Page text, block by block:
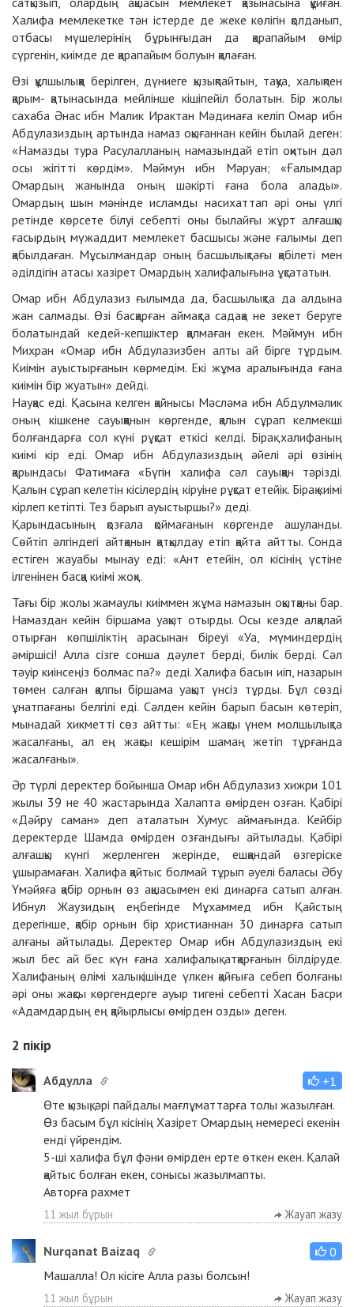
Халифа мемлекетке тән істерде де жеке көлігін қолданып,
отбасы мүшелерінің бұрынғыдан да қарапайым өмір
сүргенін, киімде де қарапайым болуын қалаған.
Өзі құлшылыққа берілген, дүниеге қызықпайтын, тақуа, халықпен
қарым- қатынасында мейлінше кішіпейіл болатын. Бір жолы
сахаба Әнас ибн Малик Ирактан Мәдинаға келіп Омар ибн
Абдулазиздың артында намаз оқығаннан кейін былай деген:
«Намазды тура Расулалланың намазындай етіп оқитын дәл
осы жігітті көрдім». Мәймун ибн Мәруан; «Ғалымдар
Омардың жанында оның шәкірті ғана бола алады».
Омардың шын мәнінде исламды насихаттап әрі оны үлгі
ретінде көрсете білуі себепті оны былайғы жұрт алғашқы
ғасырдың мүжаддит мемлекет басшысы және ғалымы деп
қабылдаған. Мұсылмандар оның басшылықтағы қабілеті мен
әділдігін атасы хазірет Омардың халифалығына ұқсататын.
Омар ибн Абдулазиз ғылымда да, басшылықта да алдына
жан салмады. Өзі басқарған аймақта садақа не зекет беруге
болатындай кедей-кепшіктер қалмаған екен. Мәймун ибн
Михран «Омар ибн Абдулазизбен алты ай бірге тұрдым.
Киімін ауыстырғанын көрмедім. Екі жұма аралығында ғана
киімін бір жуатын» дейді.
Науқас еді. Қасына келген қайнысы Мәсләма ибн Абдулмәлик
оның кішкене сауыққанын көргенде, қалын сұрап келмекші
болғандарға сол күні рұқсат еткісі келді. Бірақ халифаның
киімі кір еді. Омар ибн Абдулазиздың әйелі әрі өзінің
қарындасы Фатимаға «Бүгін халифа сәл сауыққан тәрізді.
Қалын сұрап келетін кісілердің кіруіне рұқсат етейік. Бірақ киімі
кірлеп кетіпті. Тез барып ауыстыршы?» деді.
Қарындасының қозғала қоймағанын көргенде ашуланды.
Сөйтіп әлгіндегі айтқанын қатқылдау етіп қайта айтты. Сонда
естіген жауабы мынау еді: «Ант етейін, ол кісінің үстіне
ілгенінен басқа киімі жоқ».
Тағы бір жолы жамаулы киіммен жұма намазын оқытқаны бар.
Намаздан кейін біршама уақыт отырды. Осы кезде алқалай
отырған көпшіліктің арасынан біреуі «Уа, мүминдердің
әміршісі! Алла сізге сонша дәулет берді, билік берді. Сәл
тәуір киінсеңіз болмас па?» деді. Халифа басын иіп, назарын
төмен салған қалпы біршама уақыт үнсіз тұрды. Бұл сөзді
ұнатпағаны белгілі еді. Сәлден кейін барып басын көтеріп,
мынадай хикметті сөз айтты: «Ең жақсы үнем молшылықта
жасалғаны, ал ең жақсы кешірім шамаң жетіп тұрғанда
жасалғаны».
Әр түрлі деректер бойынша Омар ибн Абдулазиз хижри 101
жылы 39 не 40 жастарында Халапта өмірден озған. Қабірі
«Дәйру саман» деп аталатын Хумус аймағында. Кейбір
деректерде Шамда өмірден озғандығы айтылады. Қабірі
алғашқы күнгі жерленген жерінде, ешқандай өзгеріске
ұшырамаған. Халифа қайтыс болмай тұрып әуелі баласы Әбу
Үмәйяға қабір орнын өз ақшасымен екі динарға сатып алған.
Ибнул Жаузидың еңбегінде Мұхаммед ибн Қайстың
дерегінше, қабір орнын бір христианнан 30 динарға сатып
алғаны айтылады. Деректер Омар ибн Абдулазиздың екі
жыл бес ай бес күн ғана халифалық атқарғанын білдіруде.
Халифаның өлімі халық ішінде үлкен қайғыға себеп болғаны
әрі оны жақсы көргендерге ауыр тигені себепті Хасан Басри
«Адамдардың ең қайырлысы өмірден озды» деген.
2 пікір
Абдулла
+1
Өте қызық, әрі пайдалы мағлұматтарға толы жазылған.
Өз басым бұл кісінің Хазірет Омардың немересі екенін
енді үйрендім.
5-ші халифа бұл фәни өмірден ерте өткен екен. Қалай
қайтыс болған екен, сонысы жазылмапты.
Авторға рахмет
11 жыл бұрын Жауап жазу
Nurqanat Baizaq
0
Машалла! Ол кісіге Алла разы болсын!
11 жыл бұрын Жауап жазу